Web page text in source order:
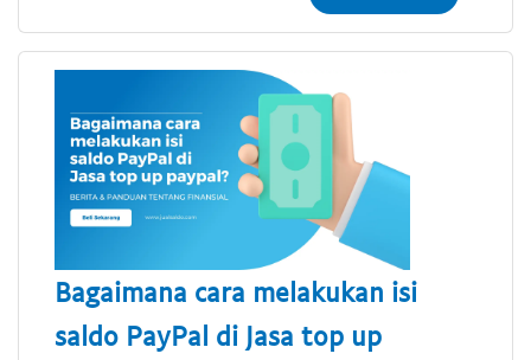
Bagaimana cara melakukan isi
saldo PayPal di Jasa top up